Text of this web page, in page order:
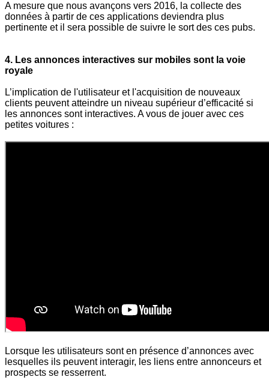
A mesure que nous avançons vers 2016, la collecte des
données à partir de ces applications deviendra plus
pertinente et il sera possible de suivre le sort des ces pubs.
4. Les annonces interactives sur mobiles sont la voie
royale
L’implication de l'utilisateur et l'acquisition de nouveaux
clients peuvent atteindre un niveau supérieur d’efficacité si
les annonces sont interactives. A vous de jouer avec ces
petites voitures :
Lorsque les utilisateurs sont en présence d’annonces avec
lesquelles ils peuvent interagir, les liens entre annonceurs et
prospects se resserrent.